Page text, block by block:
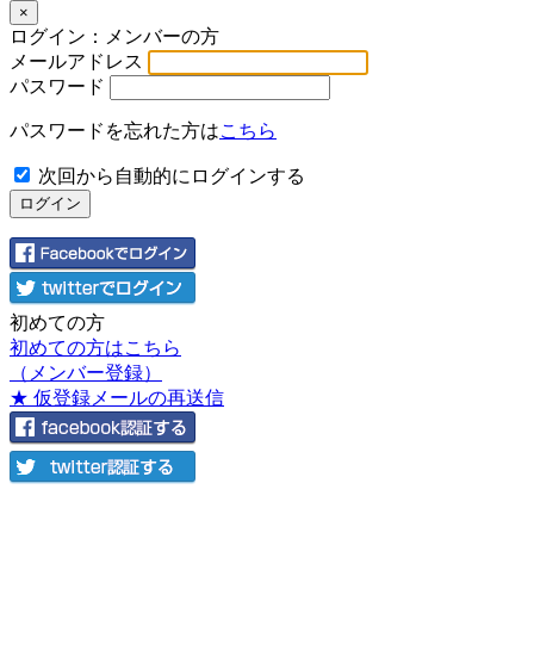
×
ログイン：メンバーの方
メールアドレス
パスワード
パスワードを忘れた方はこちら
次回から自動的にログインする
初めての方
初めての方はこちら
（メンバー登録）
★ 仮登録メールの再送信